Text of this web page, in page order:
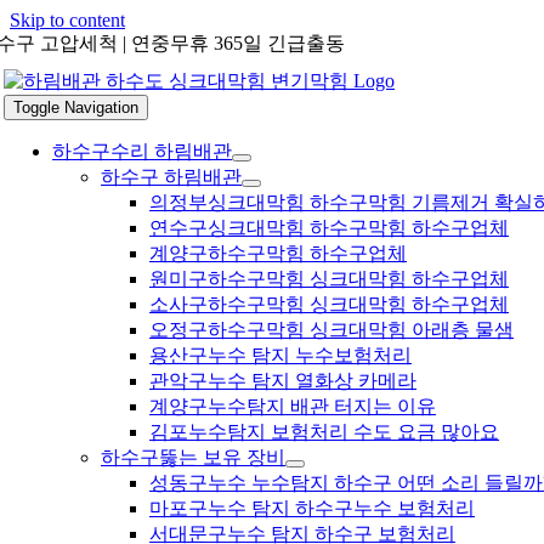
Skip to content
구 고압세척 | 연중무휴 365일 긴급출동
Toggle Navigation
하수구수리 하림배관
하수구 하림배관
의정부싱크대막힘 하수구막힘 기름제거 확실
연수구싱크대막힘 하수구막힘 하수구업체
계양구하수구막힘 하수구업체
원미구하수구막힘 싱크대막힘 하수구업체
소사구하수구막힘 싱크대막힘 하수구업체
오정구하수구막힘 싱크대막힘 아래층 물샘
용산구누수 탐지 누수보험처리
관악구누수 탐지 열화상 카메라
계양구누수탐지 배관 터지는 이유
김포누수탐지 보험처리 수도 요금 많아요
하수구뚫는 보유 장비
성동구누수 누수탐지 하수구 어떤 소리 들릴까
마포구누수 탐지 하수구누수 보험처리
서대문구누수 탐지 하수구 보험처리